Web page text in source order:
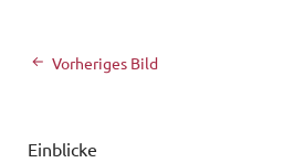
Vorheriges Bild
Einblicke